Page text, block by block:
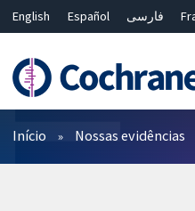
English Español فارسی
Bahasa Malaysia
ไทย 繁體中
Filtros
Início Nossas evidências